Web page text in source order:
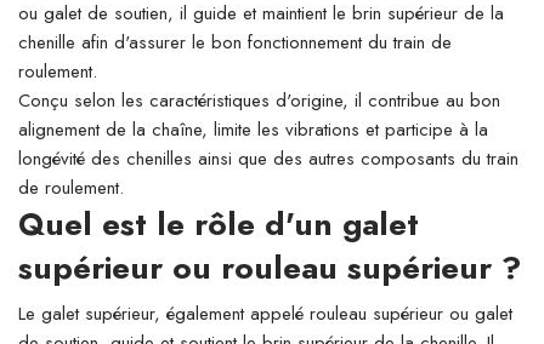
ou galet de soutien, il guide et maintient le brin supérieur de la
chenille afin d'assurer le bon fonctionnement du train de
roulement.
Conçu selon les caractéristiques d'origine, il contribue au bon
alignement de la chaîne, limite les vibrations et participe à la
longévité des chenilles ainsi que des autres composants du train
de roulement.
Quel est le rôle d'un galet
supérieur ou rouleau supérieur ?
Le galet supérieur, également appelé rouleau supérieur ou galet